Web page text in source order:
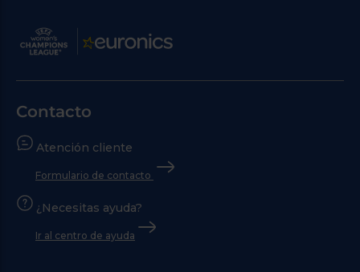
Contacto
Atención cliente
Formulario de contacto
¿Necesitas ayuda?
Ir al centro de ayuda